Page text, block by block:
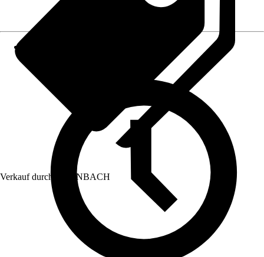
Verkauf durch: HORNBACH